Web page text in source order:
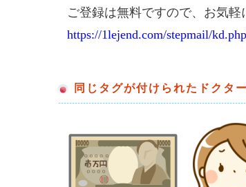
ご登録は無料ですので、お気軽
https://1lejend.com/stepmail/
同じタグが付けられたドクタ